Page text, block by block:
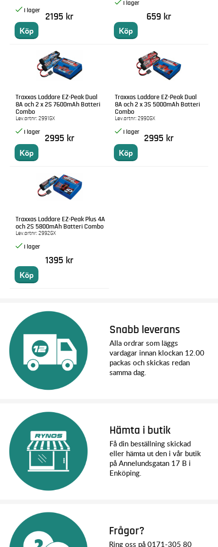
2195 kr
Köp
659 kr
Köp
Traxxas Laddare EZ-Peak Dual
8A och 2 x 2S 7600mAh Batteri
Combo
Lev.artnr: 2991GX
2995 kr
Köp
Traxxas Laddare EZ-Peak Dual
8A och 2 x 3S 5000mAh Batteri
Combo
Lev.artnr: 2990GX
2995 kr
Köp
Traxxas Laddare EZ-Peak Plus 4A
och 2S 5800mAh Batteri Combo
Lev.artnr: 2992GX
1395 kr
Köp
Snabb leverans
Alla ordrar som läggs
vardagar innan klockan 12.00
packas och skickas redan
samma dag.
Hämta i butik
Få din beställning skickad
eller hämta ut den i vår butik
på Annelundsgatan 17 B i
Enköping.
Frågor?
Ring oss på 0171-305 80